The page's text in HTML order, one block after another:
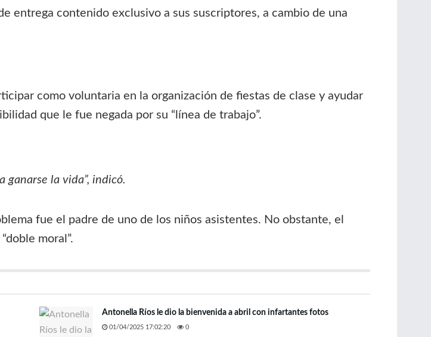
entrega contenido exclusivo a sus suscriptores, a cambio de una
como voluntaria en la organización de fiestas de clase y ayudar
que le fue negada por su “línea de trabajo”.
ganarse la vida”, indicó.
fue el padre de uno de los niños asistentes. No obstante, el
moral”.
Antonella Ríos le dio la bienvenida a abril con infartantes fotos
01/04/2025 17:02:20 0